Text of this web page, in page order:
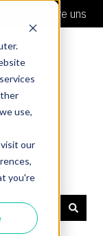
use,
our
you're
Kontaktiere uns
leer ist.